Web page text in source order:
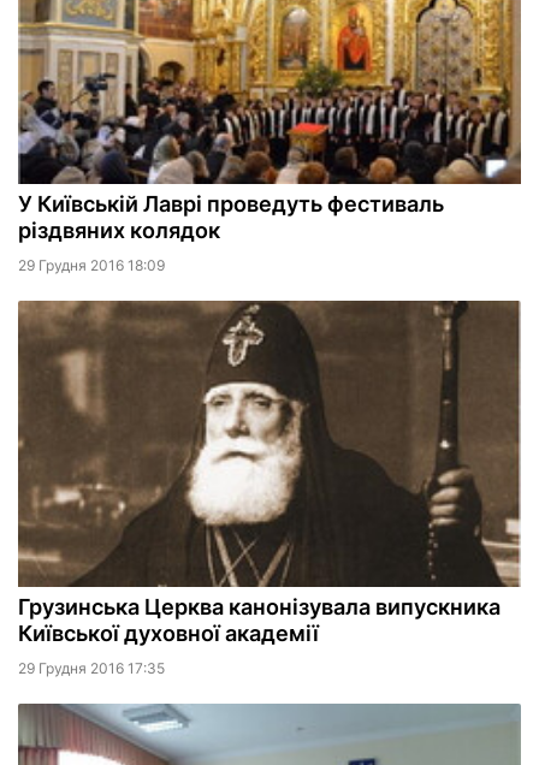
У Київській Лаврі проведуть фестиваль
різдвяних колядок
29 Грудня 2016 18:09
Грузинська Церква канонізувала випускника
Київської духовної академії
29 Грудня 2016 17:35